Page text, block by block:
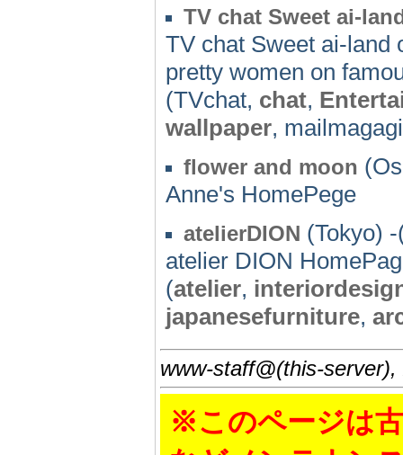
TV chat Sweet ai-
TV chat Sweet ai-land
pretty women on
(TVchat, chat,
wallpaper,
flower and moon
Anne's HomePege
atelierDION (Tokyo)
atelier DION
(atelier,
japanesefurniture,
www-staff@(this-
※このページは